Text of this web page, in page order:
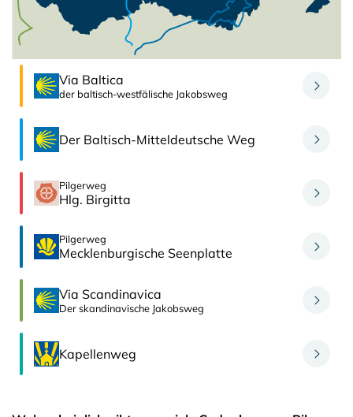
Via Baltica
der baltisch-westfälische Jakobsweg
Der Baltisch-Mitteldeutsche Weg
Pilgerweg
Hlg. Birgitta
Pilgerweg
Mecklenburgische Seenplatte
Via Scandinavica
Der skandinavische Jakobsweg
Kapellenweg